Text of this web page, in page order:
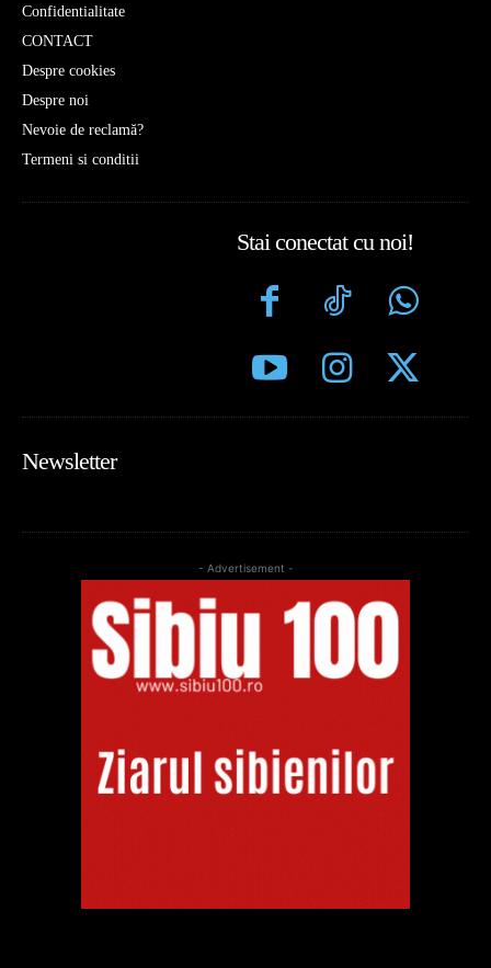
Confidentialitate
CONTACT
Despre cookies
Despre noi
Nevoie de reclamă?
Termeni si conditii
Stai conectat cu noi!
Newsletter
- Advertisement -